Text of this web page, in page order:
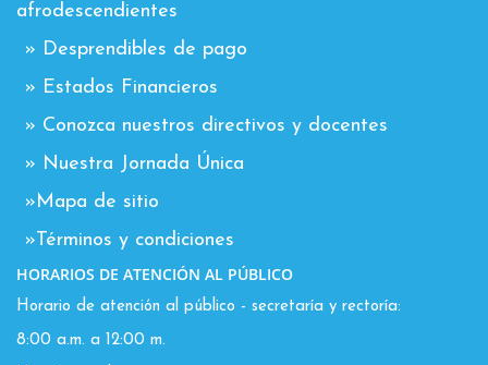
afrodescendientes
» Desprendibles de pago
» Estados Financieros
» Conozca nuestros directivos y docentes
» Nuestra Jornada Única
»Mapa de sitio
»Términos y condiciones
HORARIOS DE ATENCIÓN AL PÚBLICO
Horario de atención al público - secretaría y rectoría:
8:00 a.m. a 12:00 m.